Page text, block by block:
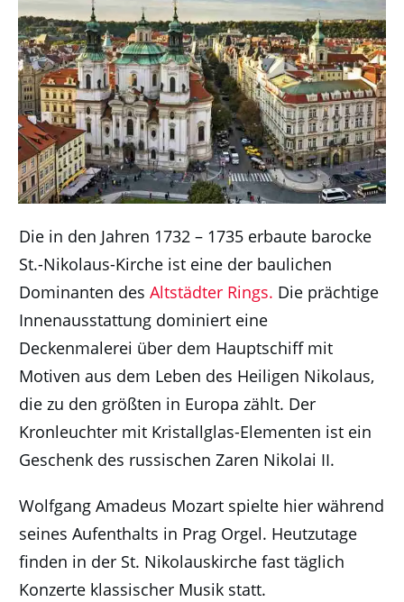
Die in den Jahren 1732 – 1735 erbaute barocke
St.-Nikolaus-Kirche ist eine der baulichen
Dominanten des Altstädter Rings. Die prächtige
Innenausstattung dominiert eine
Deckenmalerei über dem Hauptschiff mit
Motiven aus dem Leben des Heiligen Nikolaus,
die zu den größten in Europa zählt. Der
Kronleuchter mit Kristallglas-Elementen ist ein
Geschenk des russischen Zaren Nikolai II.
Wolfgang Amadeus Mozart spielte hier während
seines Aufenthalts in Prag Orgel. Heutzutage
finden in der St. Nikolauskirche fast täglich
Konzerte klassischer Musik statt.